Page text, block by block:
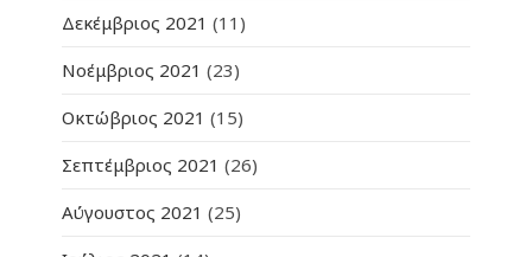
Δεκέμβριος 2021 (11)
Νοέμβριος 2021 (23)
Οκτώβριος 2021 (15)
Σεπτέμβριος 2021 (26)
Αύγουστος 2021 (25)